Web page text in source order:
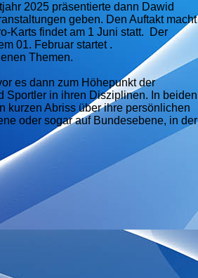
2025 präsentierte dann Dawid
geben. Den Auftakt macht
Karts findet am 1 Juni statt. Der
01. Februar startet .
Themen.
es dann zum Höhepunkt der
Sportler in ihren Disziplinen. In beiden
kurzen Abriss über ihre persönlichen
oder sogar auf Bundesebene, in der